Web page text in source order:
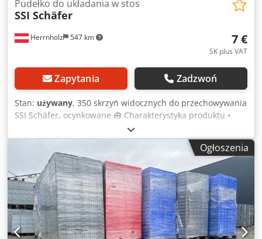
Herrnholz 547 km
Pudełko do układania w stos
SSI Schäfer
7 €
SK plus VAT
Zapytania Zadzwoń
Stan: używany, 350 skrzyń widocznych do przechowywania
SSI Schäfer, ocynkowane 🧰 Charakterystyka produktu •
Materiał: blacha stalowa • Kolor: ocynkowany • Pojemność:
2,7 litra • Wymiary zewnętrzne: 234 × 150 × 122 mm •
Wymiary wewnętrzne: 190 × 125 × 110 mm • Odporność na
temperaturę: od -30 °C do +60 °C • Waga: 1,2 kg • Dno i
ściany: zamknięte • Uchwyt: wgłębienie na uchwyt
ułatwiające transport Codpowkqtiefx Aiceha 💰 Cena: 7 €
netto, bez VAT • Koszty wysyłki: dostępne na zapytanie w
całej Europie • Czas dostawy: dostępne od ręki • Możliwość
obejrzenia i odbioru: w każdej chwili po wcześniejszym
Ogłoszenia